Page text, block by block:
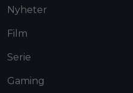
Nyheter
Film
Serie
Gaming